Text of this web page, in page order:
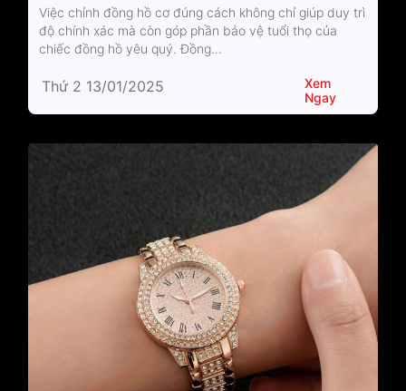
Việc chỉnh đồng hồ cơ đúng cách không chỉ giúp duy trì
độ chính xác mà còn góp phần bảo vệ tuổi thọ của
chiếc đồng hồ yêu quý. Đồng...
Thứ 2 13/01/2025
Xem
Ngay